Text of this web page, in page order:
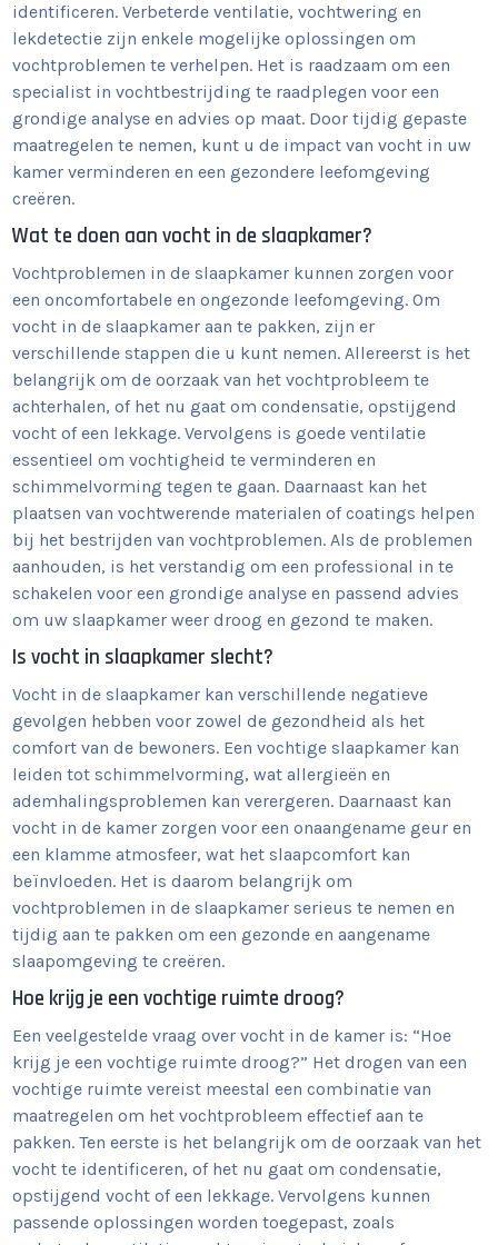
identificeren. Verbeterde ventilatie, vochtwering en
lekdetectie zijn enkele mogelijke oplossingen om
vochtproblemen te verhelpen. Het is raadzaam om een
specialist in vochtbestrijding te raadplegen voor een
grondige analyse en advies op maat. Door tijdig gepaste
maatregelen te nemen, kunt u de impact van vocht in uw
kamer verminderen en een gezondere leefomgeving
creëren.
Wat te doen aan vocht in de slaapkamer?
Vochtproblemen in de slaapkamer kunnen zorgen voor
een oncomfortabele en ongezonde leefomgeving. Om
vocht in de slaapkamer aan te pakken, zijn er
verschillende stappen die u kunt nemen. Allereerst is het
belangrijk om de oorzaak van het vochtprobleem te
achterhalen, of het nu gaat om condensatie, opstijgend
vocht of een lekkage. Vervolgens is goede ventilatie
essentieel om vochtigheid te verminderen en
schimmelvorming tegen te gaan. Daarnaast kan het
plaatsen van vochtwerende materialen of coatings helpen
bij het bestrijden van vochtproblemen. Als de problemen
aanhouden, is het verstandig om een professional in te
schakelen voor een grondige analyse en passend advies
om uw slaapkamer weer droog en gezond te maken.
Is vocht in slaapkamer slecht?
Vocht in de slaapkamer kan verschillende negatieve
gevolgen hebben voor zowel de gezondheid als het
comfort van de bewoners. Een vochtige slaapkamer kan
leiden tot schimmelvorming, wat allergieën en
ademhalingsproblemen kan verergeren. Daarnaast kan
vocht in de kamer zorgen voor een onaangename geur en
een klamme atmosfeer, wat het slaapcomfort kan
beïnvloeden. Het is daarom belangrijk om
vochtproblemen in de slaapkamer serieus te nemen en
tijdig aan te pakken om een gezonde en aangename
slaapomgeving te creëren.
Hoe krijg je een vochtige ruimte droog?
Een veelgestelde vraag over vocht in de kamer is: “Hoe
krijg je een vochtige ruimte droog?” Het drogen van een
vochtige ruimte vereist meestal een combinatie van
maatregelen om het vochtprobleem effectief aan te
pakken. Ten eerste is het belangrijk om de oorzaak van het
vocht te identificeren, of het nu gaat om condensatie,
opstijgend vocht of een lekkage. Vervolgens kunnen
passende oplossingen worden toegepast, zoals